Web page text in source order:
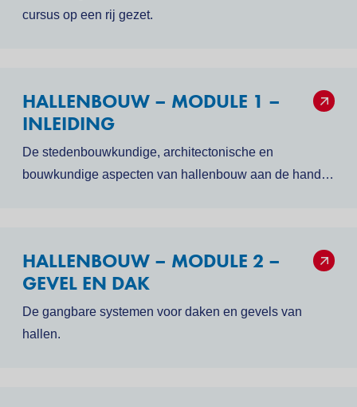
cursus op een rij gezet.
HALLENBOUW – MODULE 1 –
INLEIDING
De stedenbouwkundige, architectonische en
bouwkundige aspecten van hallenbouw aan de hand
HALLENBOUW – MODULE 2 –
GEVEL EN DAK
De gangbare systemen voor daken en gevels van
hallen.